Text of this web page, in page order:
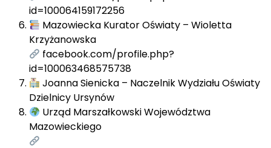
id=100064159172256
Mazowiecka Kurator Oświaty – Wioletta
Krzyżanowska
facebook.com/profile.php?
id=100063468575738
Joanna Sienicka – Naczelnik Wydziału Oświaty
Dzielnicy Ursynów
Urząd Marszałkowski Województwa
Mazowieckiego